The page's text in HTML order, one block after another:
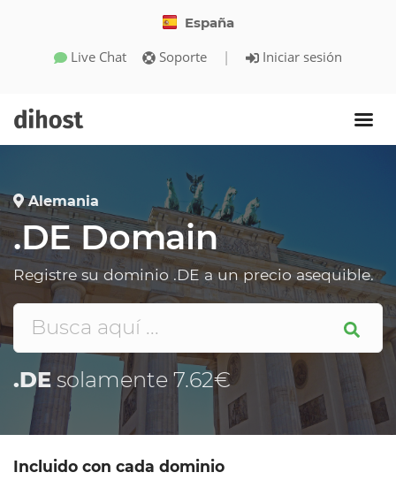
España
Live Chat Soporte | Iniciar sesión
Alemania
.DE Domain
Registre su dominio .DE a un precio asequible.
.DE solamente 7.62€
Incluido con cada dominio